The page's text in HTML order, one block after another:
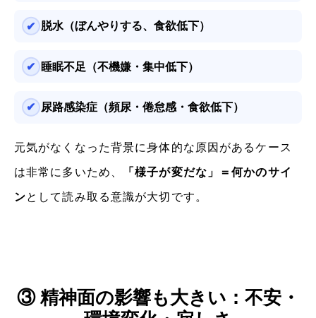
脱水（ぼんやりする、食欲低下）
睡眠不足（不機嫌・集中低下）
尿路感染症（頻尿・倦怠感・食欲低下）
元気がなくなった背景に身体的な原因があるケース
は非常に多いため、 「様子が変だな」＝何かのサイ
ンとして読み取る意識が大切です。
③ 精神面の影響も大きい：不安・